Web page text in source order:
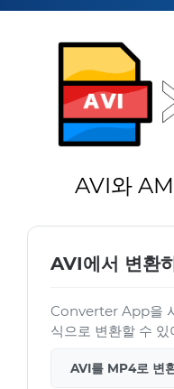
AVI와
AVI에서 변환
Converter App을
식으로 변환할 수 있
AVI를 MP4로 변